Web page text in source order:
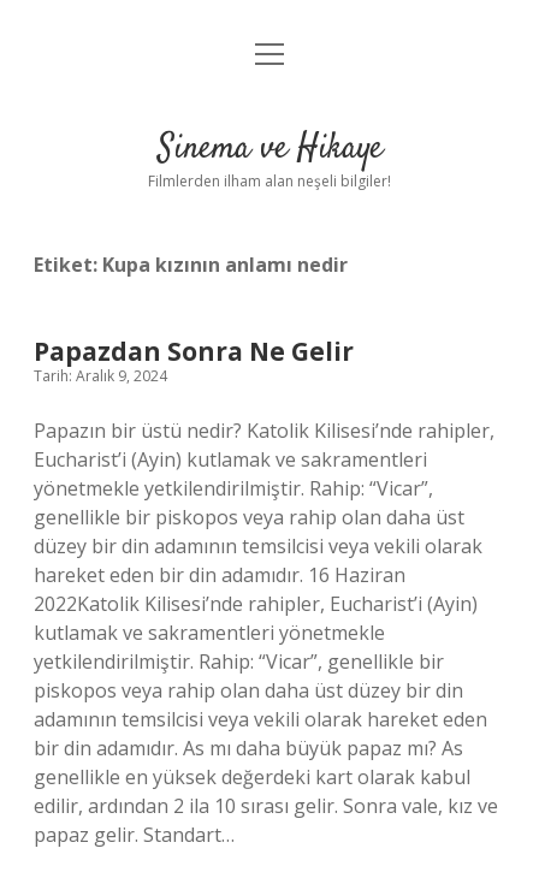
Gizlilik Politikası
Yasal Uyarı
menüyü
Sinema ve Hikaye
Filmlerden ilham alan neşeli bilgiler!
Etiket: Kupa kızının anlamı nedir
Papazdan Sonra Ne Gelir
Tarih: Aralık 9, 2024
Papazın bir üstü nedir? Katolik Kilisesi’nde rahipler,
Eucharist’i (Ayin) kutlamak ve sakramentleri
yönetmekle yetkilendirilmiştir. Rahip: “Vicar”,
genellikle bir piskopos veya rahip olan daha üst
düzey bir din adamının temsilcisi veya vekili olarak
hareket eden bir din adamıdır. 16 Haziran
2022Katolik Kilisesi’nde rahipler, Eucharist’i (Ayin)
kutlamak ve sakramentleri yönetmekle
yetkilendirilmiştir. Rahip: “Vicar”, genellikle bir
piskopos veya rahip olan daha üst düzey bir din
adamının temsilcisi veya vekili olarak hareket eden
bir din adamıdır. As mı daha büyük papaz mı? As
genellikle en yüksek değerdeki kart olarak kabul
edilir, ardından 2 ila 10 sırası gelir. Sonra vale, kız ve
papaz gelir. Standart…